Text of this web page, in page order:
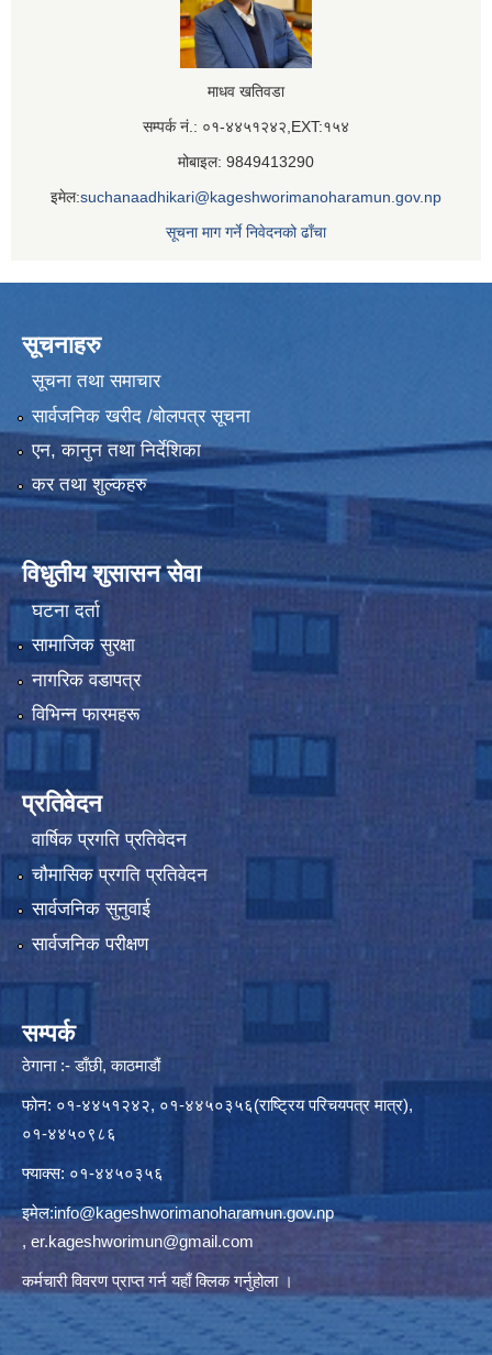
माधव खतिवडा
सम्पर्क नं.: ०१-४४५१२४२,EXT:१५४
मोबाइल: 9849413290
इमेल:suchanaadhikari@kageshworimanoharamun.gov.np
सूचना माग गर्ने निवेदनको ढाँचा
सूचनाहरु
सूचना तथा समाचार
सार्वजनिक खरीद /बोलपत्र सूचना
एन, कानुन तथा निर्देशिका
कर तथा शुल्कहरु
विधुतीय शुसासन सेवा
घटना दर्ता
सामाजिक सुरक्षा
नागरिक वडापत्र
विभिन्न फारमहरू
प्रतिवेदन
वार्षिक प्रगति प्रतिवेदन
चौमासिक प्रगति प्रतिवेदन
सार्वजनिक सुनुवाई
सार्वजनिक परीक्षण
सम्पर्क
ठेगाना :- डाँछी, काठमाडौं
फोन: ०१-४४५१२४२, ०१-४४५०३५६(राष्ट्रिय परिचयपत्र मात्र),
०१-४४५०९८६
फ्याक्स: ०१-४४५०३५६
इमेल:info@kageshworimanoharamun.gov.np
, er.kageshworimun@gmail.com
कर्मचारी विवरण प्राप्त गर्नयहाँ क्लिकगर्नुहोला ।